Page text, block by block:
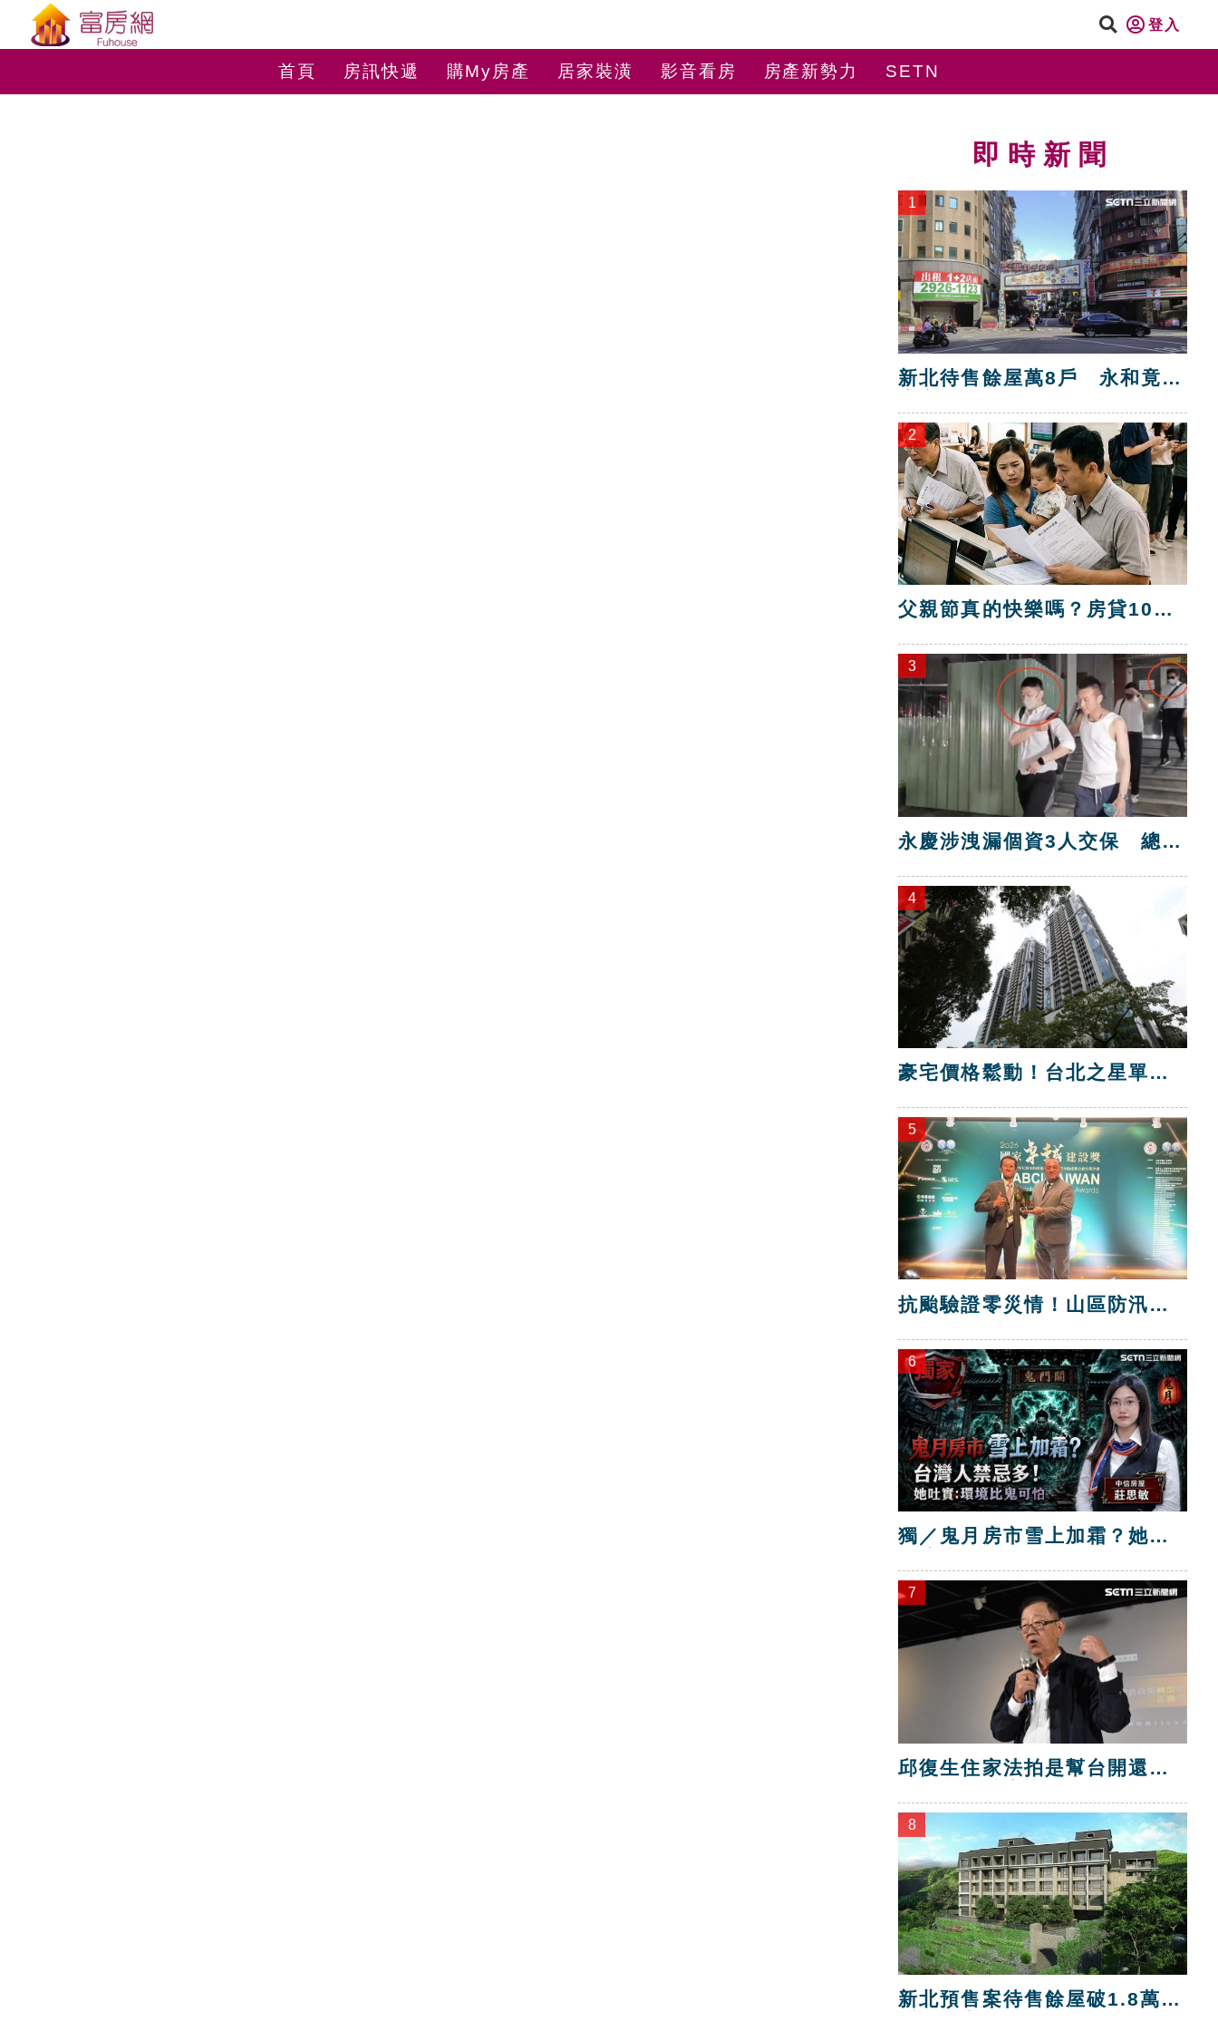
登入
首頁 房訊快遞 購My房產 居家裝潢 影音看房 房產新勢力 SETN
即時新聞
1
新北待售餘屋萬8戶 永和竟只
2
父親節真的快樂嗎？房貸10年
3
永慶涉洩漏個資3人交保 總部
4
豪宅價格鬆動！台北之星單坪
5
抗颱驗證零災情！山區防汛工
6
獨／鬼月房市雪上加霜？她：
7
邱復生住家法拍是幫台開還
8
新北預售案待售餘屋破1.8萬